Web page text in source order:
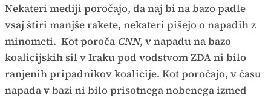
Nekateri mediji poročajo, da naj bi na bazo padle
vsaj štiri manjše rakete, nekateri pišejo o napadih z
minometi. Kot poroča CNN, v napadu na bazo
koalicijskih sil v Iraku pod vodstvom ZDA ni bilo
ranjenih pripadnikov koalicije. Kot poročajo, v času
napada v bazi ni bilo prisotnega nobenega izmed